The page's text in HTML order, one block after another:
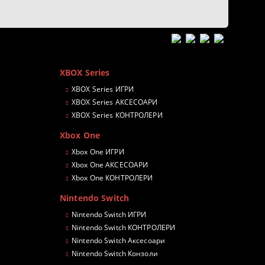
XBOX Series
XBOX Series ИГРИ
XBOX Series АКСЕСОАРИ
XBOX Series КОНТРОЛЕРИ
Xbox One
Xbox One ИГРИ
Xbox One АКСЕСОАРИ
Xbox One КОНТРОЛЕРИ
Nintendo Switch
Nintendo Switch ИГРИ
Nintendo Switch КОНТРОЛЕРИ
Nintendo Switch Аксесоари
Nintendo Switch Конзоли